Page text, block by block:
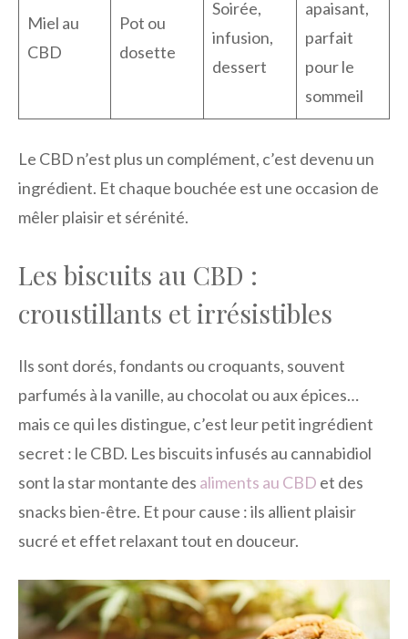
Miel au
CBD
Pot ou
dosette
Soirée,
infusion,
dessert
apaisant,
parfait
pour le
sommeil
Le CBD n’est plus un complément, c’est devenu un
ingrédient. Et chaque bouchée est une occasion de
mêler plaisir et sérénité.
Les biscuits au CBD :
croustillants et irrésistibles
Ils sont dorés, fondants ou croquants, souvent
parfumés à la vanille, au chocolat ou aux épices…
mais ce qui les distingue, c’est leur petit ingrédient
secret : le CBD. Les biscuits infusés au cannabidiol
sont la star montante des aliments au CBD et des
snacks bien-être. Et pour cause : ils allient plaisir
sucré et effet relaxant tout en douceur.